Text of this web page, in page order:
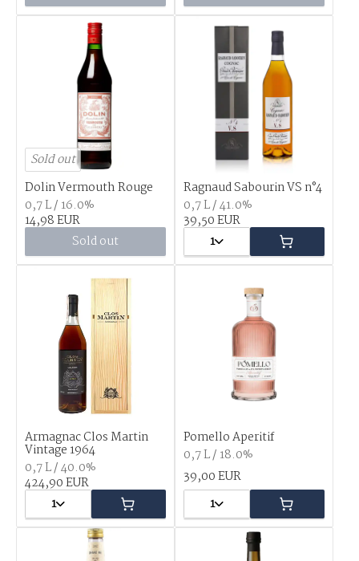
Sold out
Dolin Vermouth Rouge
0,7 L / 16.0%
14,98 EUR
Sold out
Ragnaud Sabourin VS n°4
0,7 L / 41.0%
39,50 EUR
1
Armagnac Clos Martin
Vintage 1964
0,7 L / 40.0%
424,90 EUR
1
Pomello Aperitif
0,7 L / 18.0%
39,00 EUR
1